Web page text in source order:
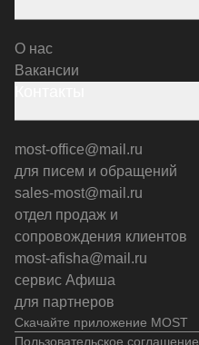
Скачайте приложение MOST
О нас
Вакансии
most-office@mail.ru
для писем и обращений
sales-most@mail.ru
отдел продаж и
сопровождения клиентов
most-afisha@mail.ru
сервис Афиша
для партнеров
Пользовательское соглашение